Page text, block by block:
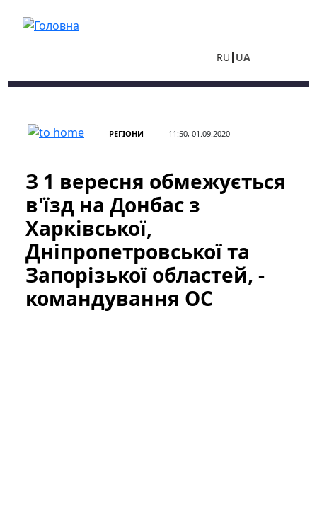
RU UA
РЕГІОНИ 11:50, 01.09.2020
З 1 вересня обмежується
в'їзд на Донбас з
Харківської,
Дніпропетровської та
Запорізької областей, -
командування ОС